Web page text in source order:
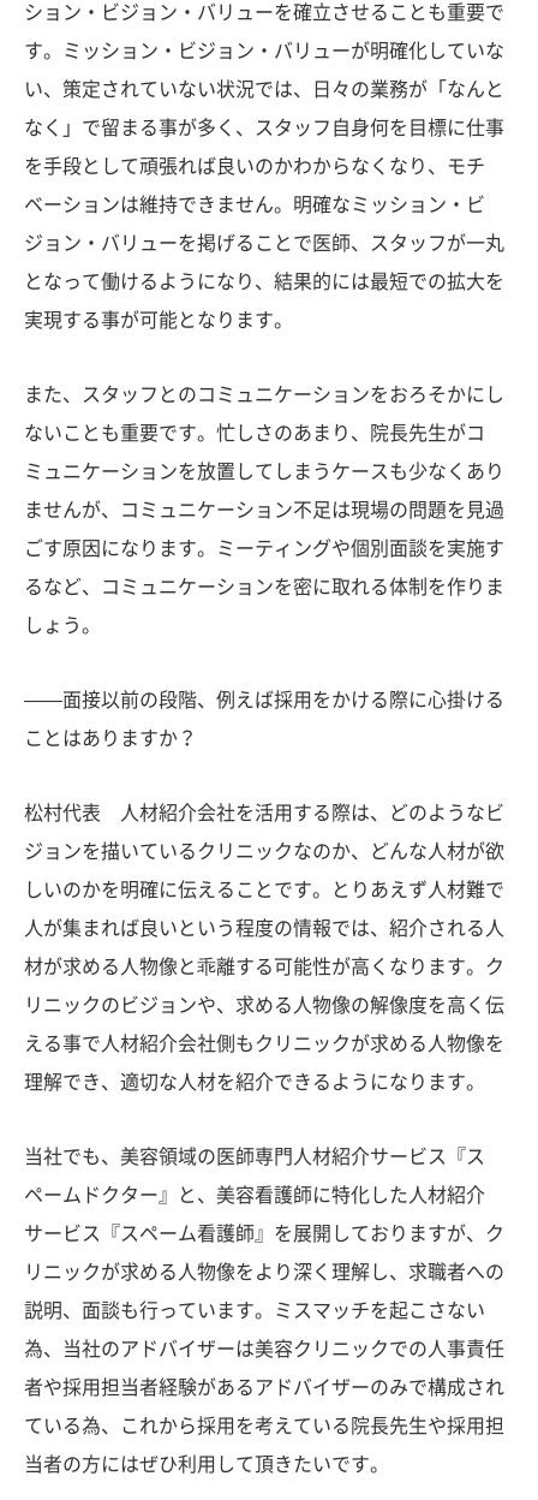
ション・ビジョン・バリューを確立させることも重要で
す。ミッション・ビジョン・バリューが明確化していな
い、策定されていない状況では、日々の業務が「なんと
なく」で留まる事が多く、スタッフ自身何を目標に仕事
を手段として頑張れば良いのかわからなくなり、モチ
ベーションは維持できません。明確なミッション・ビ
ジョン・バリューを掲げることで医師、スタッフが一丸
となって働けるようになり、結果的には最短での拡大を
実現する事が可能となります。
また、スタッフとのコミュニケーションをおろそかにし
ないことも重要です。忙しさのあまり、院長先生がコ
ミュニケーションを放置してしまうケースも少なくあり
ませんが、コミュニケーション不足は現場の問題を見過
ごす原因になります。ミーティングや個別面談を実施す
るなど、コミュニケーションを密に取れる体制を作りま
しょう。
——面接以前の段階、例えば採用をかける際に心掛ける
ことはありますか？
松村代表 人材紹介会社を活用する際は、どのようなビ
ジョンを描いているクリニックなのか、どんな人材が欲
しいのかを明確に伝えることです。とりあえず人材難で
人が集まれば良いという程度の情報では、紹介される人
材が求める人物像と乖離する可能性が高くなります。ク
リニックのビジョンや、求める人物像の解像度を高く伝
える事で人材紹介会社側もクリニックが求める人物像を
理解でき、適切な人材を紹介できるようになります。
当社でも、美容領域の医師専門人材紹介サービス『ス
ペームドクター』と、美容看護師に特化した人材紹介
サービス『スペーム看護師』を展開しておりますが、ク
リニックが求める人物像をより深く理解し、求職者への
説明、面談も行っています。ミスマッチを起こさない
為、当社のアドバイザーは美容クリニックでの人事責任
者や採用担当者経験があるアドバイザーのみで構成され
ている為、これから採用を考えている院長先生や採用担
当者の方にはぜひ利用して頂きたいです。